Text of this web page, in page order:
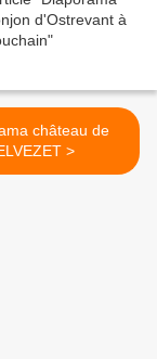
château de
BELVEZET >